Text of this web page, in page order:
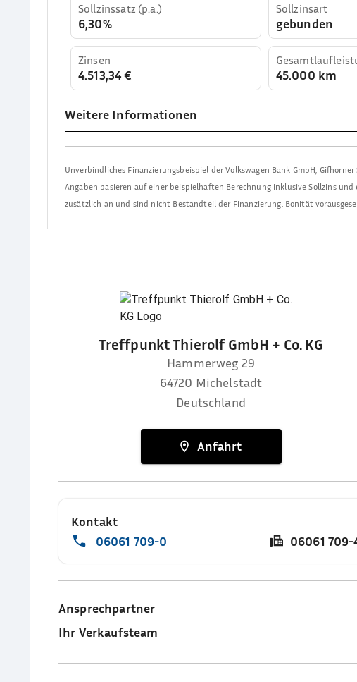
Sollzinssatz (p.a.)
6,30%
Sollzinsart
gebunden
Zinsen
4.513,34 € 45.000 km
Weitere Informationen
Unverbindliches Finanzierungsbeispiel derVolkswagen Bank GmbH Gifhorner
Angaben basieren auf einer beispielhaften Berechnung inklusive Sollzins
zusätzlich an und sind nicht Bestandteil der Finanzierung. Bonität
Treffpunkt Thierolf GmbH + Co. KG
Hammerweg 29
64720 Michelstadt
Deutschland
Anfahrt
Kontakt
06061 709-0
06061 709-
Ansprechpartner
Ihr Verkaufsteam